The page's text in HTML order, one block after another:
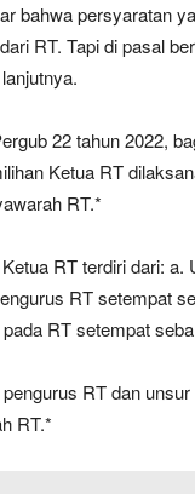
bahwa persyaratan
RT. Tapi di pasal
22 tahun 2022,
Ketua RT
RT.*
RT terdiri dari:
RT setempat
RT setempat
RT dan
RT.*